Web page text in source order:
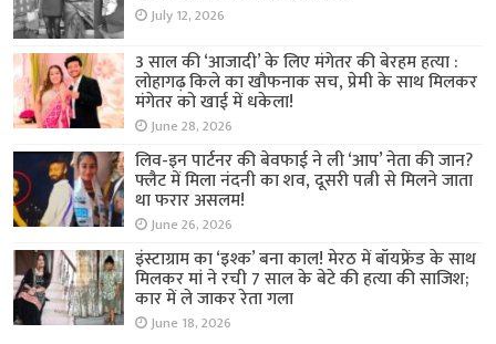
July 12, 2026
3 साल की ‘आजादी’ के लिए मंगेतर की बेरहम हत्या :
लोहागढ़ किले का खौफनाक सच, प्रेमी के साथ मिलकर
मंगेतर को खाई में धकेला!
June 28, 2026
लिव-इन पार्टनर की बेवफाई ने ली ‘आप’ नेता की जान?
फ्लैट में मिला नंदनी का शव, दूसरी पत्नी से मिलने जाता
था फरार असलम!
June 26, 2026
इंस्टाग्राम का ‘इश्क’ बना काल! मेरठ में बॉयफ्रेंड के साथ
मिलकर मां ने रची 7 साल के बेटे की हत्या की साजिश;
कार में ले जाकर रेता गला
June 18, 2026